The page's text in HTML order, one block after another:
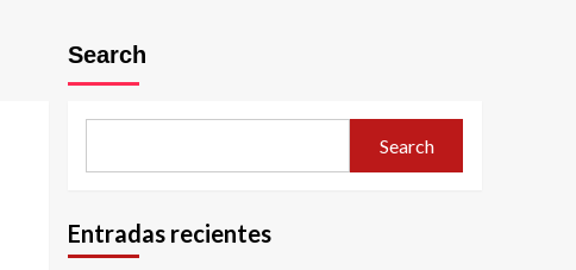
Search
Search
Entradas recientes